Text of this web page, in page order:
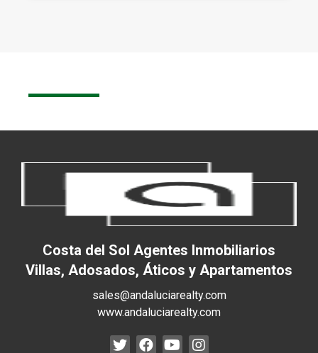
Costa del Sol Agentes Inmobiliarios
Villas, Adosados, Áticos y Apartamentos
sales@andaluciarealty.com
www.andaluciarealty.com